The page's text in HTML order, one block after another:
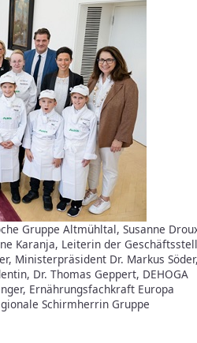
Gruppe Altmühltal, Susanne
Karanja, Leiterin der
Ministerpräsident Dr. Markus Söder,
Dr. Thomas Geppert, DEHOGA
Ernährungsfachkraft Europa
Schirmherrin Gruppe